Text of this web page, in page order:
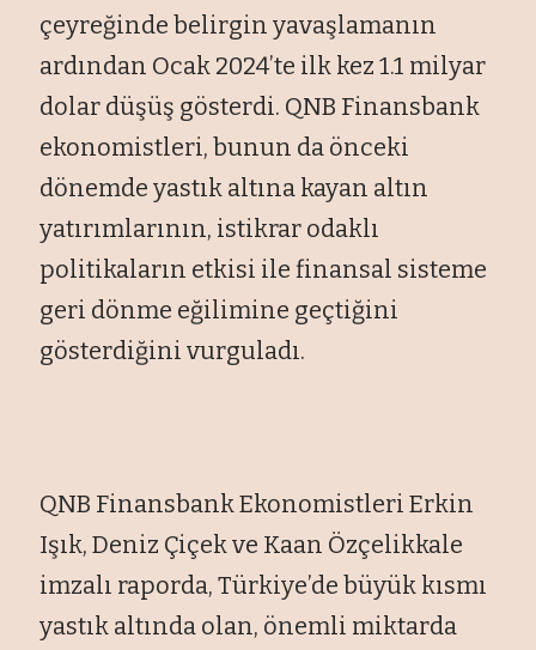
çeyreğinde belirgin yavaşlamanın
ardından Ocak 2024’te ilk kez 1.1 milyar
dolar düşüş gösterdi. QNB Finansbank
ekonomistleri, bunun da önceki
dönemde yastık altına kayan altın
yatırımlarının, istikrar odaklı
politikaların etkisi ile finansal sisteme
geri dönme eğilimine geçtiğini
gösterdiğini vurguladı.
QNB Finansbank Ekonomistleri Erkin
Işık, Deniz Çiçek ve Kaan Özçelikkale
imzalı raporda, Türkiye’de büyük kısmı
yastık altında olan, önemli miktarda